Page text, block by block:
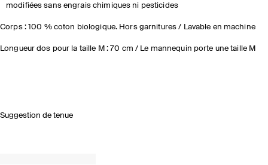
modifiées sans engrais chimiques ni pesticides
Corps : 100 % coton biologique. Hors garnitures / Lavable en machine
Longueur dos pour la taille M : 70 cm / Le mannequin porte une taille M
Suggestion de tenue